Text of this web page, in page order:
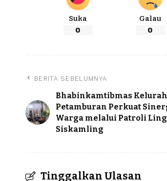
Suka
0
Galau
0
BERITA SEBELUMNYA
Bhabinkamtibmas
Petamburan Perkuat
Warga melalui Patroli
Siskamling
Tinggalkan Ulasan